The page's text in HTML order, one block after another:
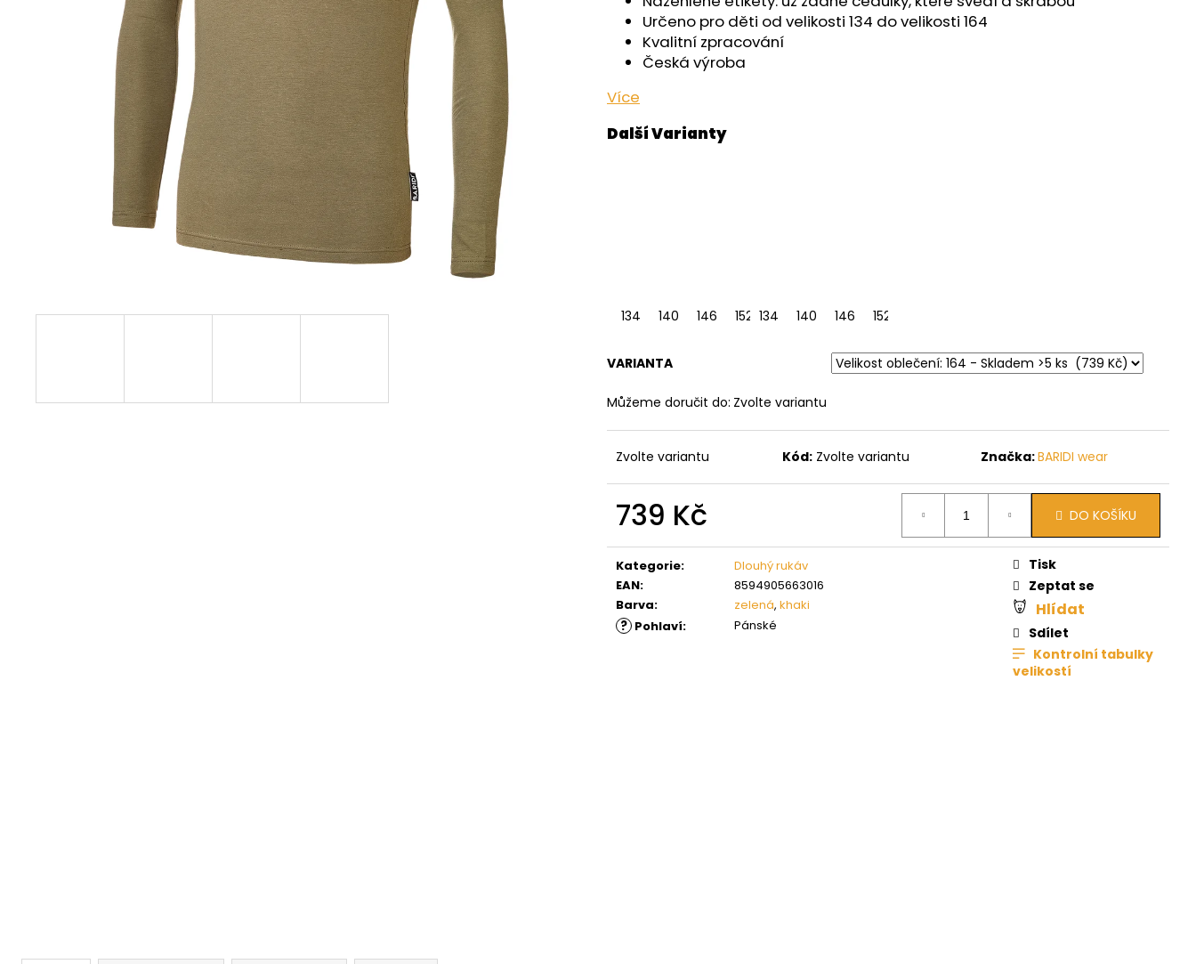
Určeno pro děti od velikosti 134 do velikosti 164
Kvalitní zpracování
Česká výroba
Více
134 140 146 152 158 164
134 140 146 152
VARIANTA
Můžeme doručit do: Zvolte variantu
Zvolte variantu Kód: Zvolte variantu Značka:BARIDI wear
739 Kč DO KOŠÍKU
Kategorie:
Dlouhý rukáv
EAN:
8594905663016
Barva: zelená, khaki
? Pohlaví: Pánské
Tisk
Zeptat se
Hlídat
Sdílet
Kontrolní tabulky
velikostí
129 Kč
759 Kč
759 Kč